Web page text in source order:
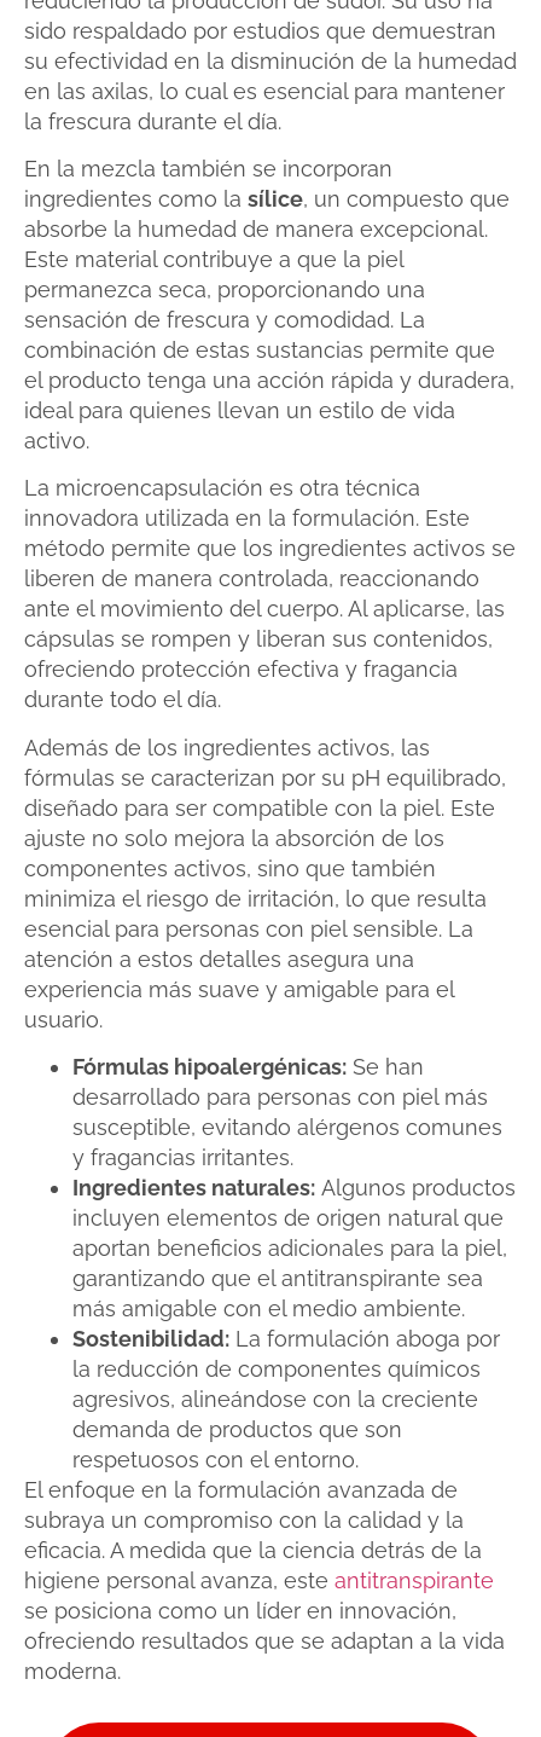
sido respaldado por estudios que demuestran
su efectividad en la disminución de la humedad
en las axilas, lo cual es esencial para mantener
la frescura durante el día.
En la mezcla también se incorporan
ingredientes como la sílice, un compuesto que
absorbe la humedad de manera excepcional.
Este material contribuye a que la piel
permanezca seca, proporcionando una
sensación de frescura y comodidad. La
combinación de estas sustancias permite que
el producto tenga una acción rápida y duradera,
ideal para quienes llevan un estilo de vida
activo.
La microencapsulación es otra técnica
innovadora utilizada en la formulación. Este
método permite que los ingredientes activos se
liberen de manera controlada, reaccionando
ante el movimiento del cuerpo. Al aplicarse, las
cápsulas se rompen y liberan sus contenidos,
ofreciendo protección efectiva y fragancia
durante todo el día.
Además de los ingredientes activos, las
fórmulas se caracterizan por su pH equilibrado,
diseñado para ser compatible con la piel. Este
ajuste no solo mejora la absorción de los
componentes activos, sino que también
minimiza el riesgo de irritación, lo que resulta
esencial para personas con piel sensible. La
atención a estos detalles asegura una
experiencia más suave y amigable para el
usuario.
Fórmulas hipoalergénicas: Se han
desarrollado para personas con piel más
susceptible, evitando alérgenos comunes
y fragancias irritantes.
Ingredientes naturales: Algunos productos
incluyen elementos de origen natural que
aportan beneficios adicionales para la piel,
garantizando que el antitranspirante sea
más amigable con el medio ambiente.
Sostenibilidad: La formulación aboga por
la reducción de componentes químicos
agresivos, alineándose con la creciente
demanda de productos que son
respetuosos con el entorno.
El enfoque en la formulación avanzada de
subraya un compromiso con la calidad y la
eficacia. A medida que la ciencia detrás de la
higiene personal avanza, este antitranspirante
se posiciona como un líder en innovación,
ofreciendo resultados que se adaptan a la vida
moderna.